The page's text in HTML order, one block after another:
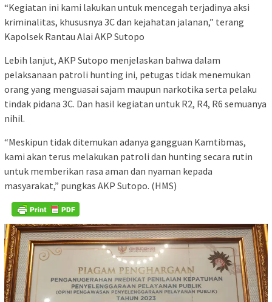
“Kegiatan ini kami lakukan untuk mencegah terjadinya aksi
kriminalitas, khususnya 3C dan kejahatan jalanan,” terang
Kapolsek Rantau Alai AKP Sutopo
Lebih lanjut, AKP Sutopo menjelaskan bahwa dalam
pelaksanaan patroli hunting ini, petugas tidak menemukan
orang yang menguasai sajam maupun narkotika serta pelaku
tindak pidana 3C. Dan hasil kegiatan untuk R2, R4, R6 semuanya
nihil.
“Meskipun tidak ditemukan adanya gangguan Kamtibmas,
kami akan terus melakukan patroli dan hunting secara rutin
untuk memberikan rasa aman dan nyaman kepada
masyarakat,” pungkas AKP Sutopo. (HMS)